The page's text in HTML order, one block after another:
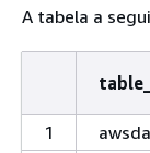
A tabela a
1